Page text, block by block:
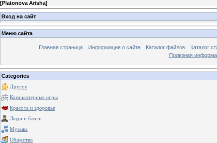
[Platonova Arisha]
Вход на сайт
Меню сайта
Главная страница Информация о сайте Каталог файлов
Каталог
Полезная
Categories
Другое
Компьютерные игры
Красота и здоровье
Люди и блоги
Музыка
Общество